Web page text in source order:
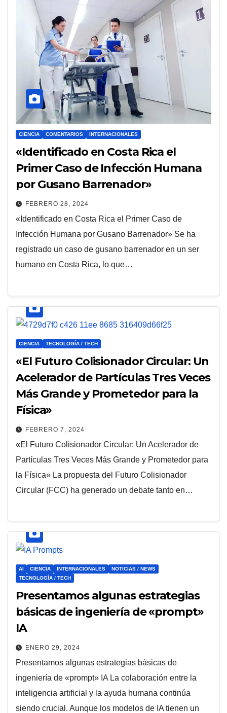
CIENCIA COMENTARIOS INTERNACIONALES
«Identificado en Costa Rica el
Primer Caso de Infección Humana
por Gusano Barrenador»
FEBRERO 28, 2024
«Identificado en Costa Rica el Primer Caso de
Infección Humana por Gusano Barrenador» Se ha
registrado un caso de gusano barrenador en un ser
humano en Costa Rica, lo que…
CIENCIA TECNOLOGÍA / TECH
«El Futuro Colisionador Circular: Un
Acelerador de Partículas Tres Veces
Más Grande y Prometedor para la
Física»
FEBRERO 7, 2024
«El Futuro Colisionador Circular: Un Acelerador de
Partículas Tres Veces Más Grande y Prometedor para
la Física» La propuesta del Futuro Colisionador
Circular (FCC) ha generado un debate tanto en…
AI CIENCIA INTERNACIONALES
NOTICIAS / NEWS
TECNOLOGÍA / TECH
Presentamos algunas estrategias
básicas de ingeniería de «prompt»
IA
ENERO 29, 2024
Presentamos algunas estrategias básicas de
ingeniería de «prompt» IA La colaboración entre la
inteligencia artificial y la ayuda humana continúa
siendo crucial. Aunque los modelos de IA tienen un